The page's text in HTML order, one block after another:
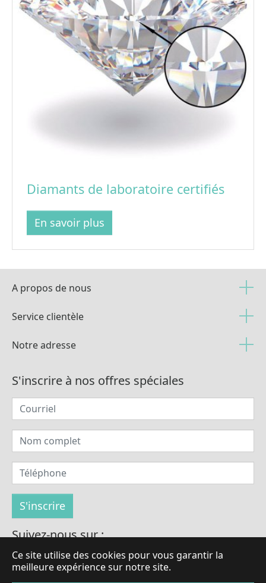
Ce site utilise des cookies pour vous garantir la
meilleure expérience sur notre site.
Diamants de laboratoire certifiés
En savoir plus
A propos de nous
Service clientèle
Notre adresse
S'inscrire à nos offres spéciales
Suivez-nous sur :